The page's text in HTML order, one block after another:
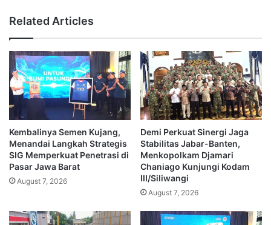
Related Articles
Kembalinya Semen Kujang,
Menandai Langkah Strategis
SIG Memperkuat Penetrasi di
Pasar Jawa Barat
August 7, 2026
Demi Perkuat Sinergi Jaga
Stabilitas Jabar-Banten,
Menkopolkam Djamari
Chaniago Kunjungi Kodam
III/Siliwangi
August 7, 2026